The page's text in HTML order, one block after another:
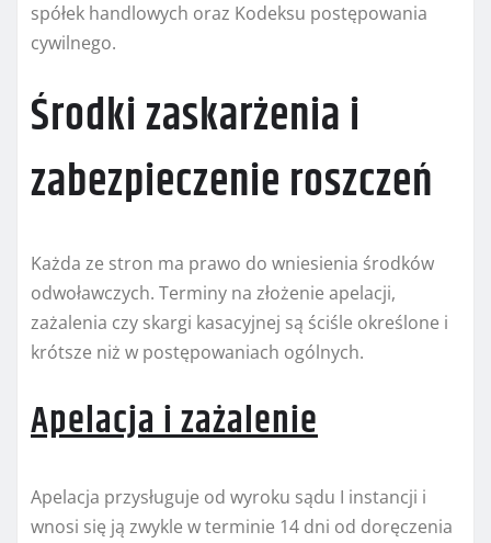
spółek handlowych oraz Kodeksu postępowania
cywilnego.
Środki zaskarżenia i
zabezpieczenie roszczeń
Każda ze stron ma prawo do wniesienia środków
odwoławczych. Terminy na złożenie apelacji,
zażalenia czy skargi kasacyjnej są ściśle określone i
krótsze niż w postępowaniach ogólnych.
Apelacja i zażalenie
Apelacja przysługuje od wyroku sądu I instancji i
wnosi się ją zwykle w terminie 14 dni od doręczenia